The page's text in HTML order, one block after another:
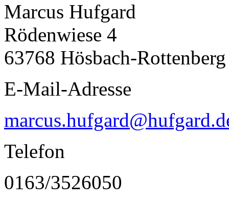
Marcus Hufgard
Rödenwiese 4
63768 Hösbach-Rottenberg
E-Mail-Adresse
Telefon
0163/3526050